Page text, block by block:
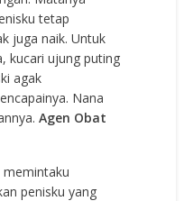
tetap
juga naik. Untuk
kucari ujung puting
agak
Nana
Agen Obat
memintaku
penisku yang